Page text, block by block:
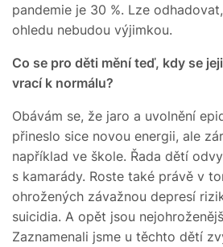
pandemie je 30 %. Lze
ohledu nebudou výjimkou.
Co se pro děti mění teď, kdy se
vrací k normálu?
Obávám se, že jaro a uvolnění
přineslo sice novou energii, ale
například ve škole. Řada dětí
s kamarády. Roste také právě v
ohrožených závažnou depresí
suicidia. A opět jsou
Zaznamenali jsme u těchto dětí